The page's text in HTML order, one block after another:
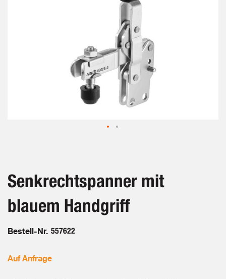
Bildergalerie
springen
Senkrechtspanner mit
blauem Handgriff
Bestell-Nr. 557622
Auf Anfrage